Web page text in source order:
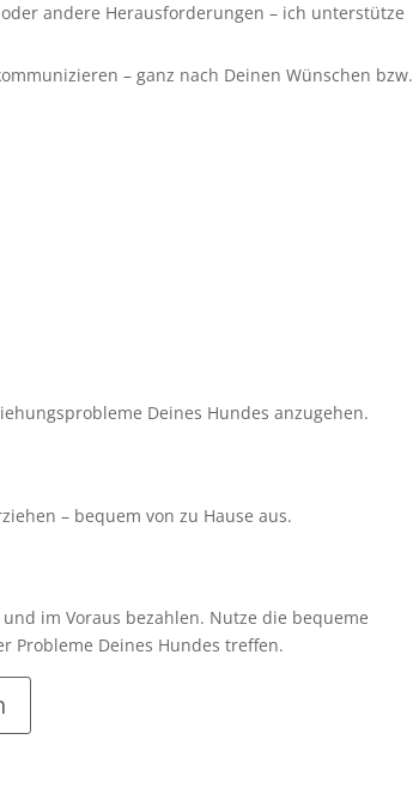
andere Herausforderungen – ich unterstütze
– ganz nach Deinen Wünschen bzw.
Deines Hundes anzugehen.
– bequem von zu Hause aus.
im Voraus bezahlen. Nutze die bequeme
Probleme Deines Hundes treffen.